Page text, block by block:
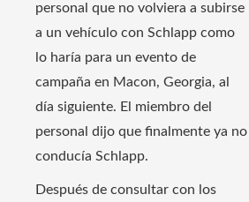
personal que no volviera a subirse
a un vehículo con Schlapp como
lo haría para un evento de
campaña en Macon, Georgia, al
día siguiente. El miembro del
personal dijo que finalmente ya no
conducía Schlapp.
Después de consultar con los